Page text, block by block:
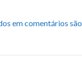
em comentários são